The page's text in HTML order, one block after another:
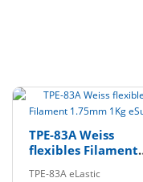
TPE-83A Weiss
flexibles Filament
TPE-83A eLastic